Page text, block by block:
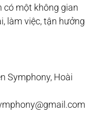
có một không gian
làm việc, tận hưởng
Symphony, Hoài